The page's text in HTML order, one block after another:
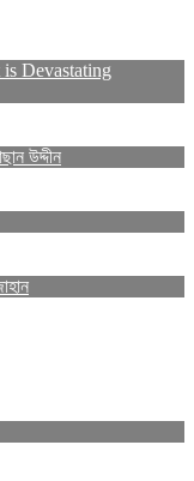
Devastating
উদ্দীন